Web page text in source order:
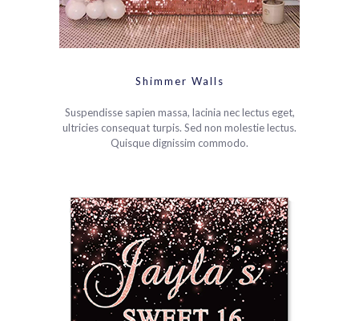
Shimmer Walls
Suspendisse sapien massa, lacinia nec lectus eget,
ultricies consequat turpis. Sed non molestie lectus.
Quisque dignissim commodo.